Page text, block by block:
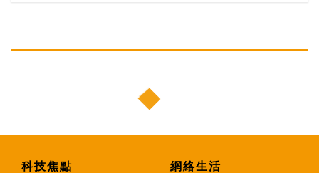
科技焦點 網絡生活